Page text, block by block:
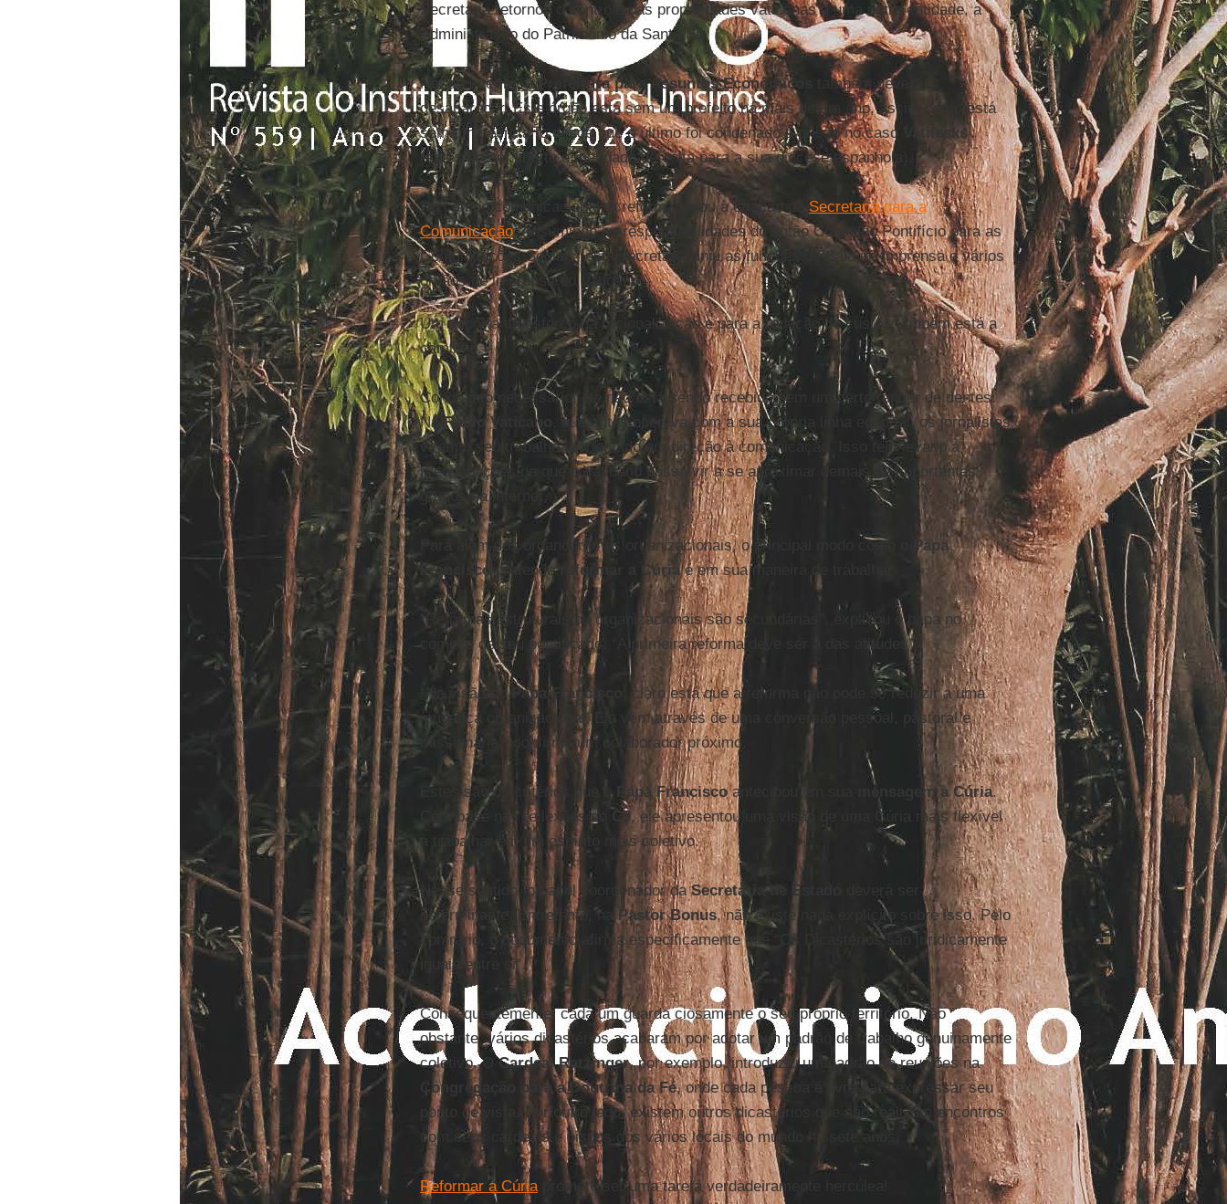
Secretaria retornou o controle das propriedades vaticanas a uma outra entidade, a
Administração do Patrimônio da Santa Sé.
Nesse ínterim, aPrefeitura para Assuntos Econômicos
também deverá
desaparecer. Este órgão está sem um prefeito há mais de um ano, assim como está
sem um secretário desde que o último foi condenado à prisão no caso
Vatileaks
(antes de ser liberto e mandado de volta para a sua diocese espanhola).
No campo comunicacional, a reforma levou à criação da Secretaria para a
Comunicação. Assumindo as responsabilidades do então Conselho Pontifício para as
Comunicações Sociais, esta secretaria uniu as funções da Sala de Imprensa e vários
órgãos de imprensa do Vaticano.
Um importante esforço na racionalização e para a redução de custos também está a
caminho.
Conquanto necessário, ele não está sendo recebido sem um certo ranger de dentes.
NaRádio Vaticano
, que antes operava com a sua própria linha editorial, os jornalistas
viram o seu trabalho reorientado em direção à comunicação. Isso tem levado a
preocupações de que o Vaticano possa vir a se aproximar demais de importantes
grupos na internet.
Para além dos organogramas organizacionais, o principal modo como o
Papa
Francisco pretendereformar a Cúriaé em sua maneira de trabalhar.
“Reformas estruturais ou organizacionais são secundárias”, explicou o papa no
começo de seu pontificado. “A primeira reforma deve ser a das atitudes”.
“Na visão do Papa Francisco
, claro está que a reforma não pode se reduzir a uma
mudança organizacional. Ela vem através de uma conversão pessoal, pastoral e
missionária”, confirma um colaborador próximo.
Estes são os critérios que o Papa Franciscoantecipou em sua mensagem à Cúria.
Com base nas reflexões do
C9, ele apresentou uma visão de uma Cúria mais flexível
a trabalhar em um espírito mais coletivo.
Nesse sentido, o papel coordenador daSecretaria de Estado
determinante. Entretanto, naPastor Bonus, não existe nada explícito sobre isso. Pelo
contrário, o documento afirma especificamente que “Os Dicastérios são juridicamente
iguais entre si”.
Consequentemente, cada um guarda ciosamente o seu próprio território. Não
obstante, vários dicastérios acabaram por adotar um padrão de trabalho genuinamente
coletivo. OCardeal Ratzinger, por exemplo, introduziu um padrão de reuniões na
Congregação para a Doutrina da Fé, onde cada pessoa é livre para expressar seu
ponto de vista. Por outro lado, existem outros dicastérios que não realizam encontros
com seus cardeais e bispos dos vários locais do mundo há sete anos.
Reformar a Cúriapromete ser uma tarefa verdadeiramente hercúlea!